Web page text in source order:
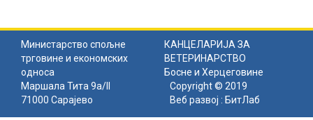
Министарство спољне
трговине и економских
односа
КАНЦЕЛАРИЈА ЗА
ВЕТЕРИНАРСТВО
Босне и Херцеговине
Маршала Тита 9а/II
71000 Сарајево
Copyright © 2019
Веб развој : БитЛаб